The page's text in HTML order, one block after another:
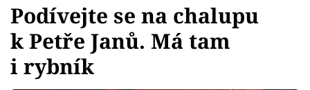
Témata
Bydlení
Podívejte se na chalupu
k Petře Janů. Má tam
i rybník